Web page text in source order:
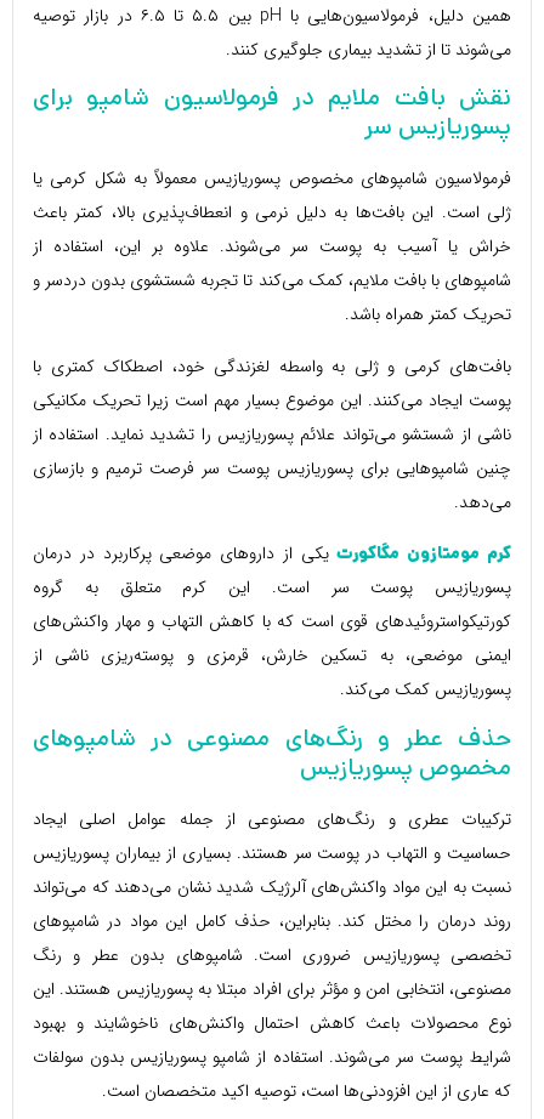
همین دلیل، فرمولاسیون‌هایی با pH بین ۵.۵ تا ۶.۵ در بازار توصیه
می‌شوند تا از تشدید بیماری جلوگیری کنند.
نقش بافت ملایم در فرمولاسیون شامپو برای
پسوریازیس سر
فرمولاسیون شامپوهای مخصوص پسوریازیس معمولاً به شکل کرمی یا
ژلی است. این بافت‌ها به دلیل نرمی و انعطاف‌پذیری بالا، کمتر باعث
خراش یا آسیب به پوست سر می‌شوند. علاوه بر این، استفاده از
شامپوهای با بافت ملایم، کمک می‌کند تا تجربه شستشوی بدون دردسر و
تحریک کمتر همراه باشد.
بافت‌های کرمی و ژلی به واسطه لغزندگی خود، اصطکاک کمتری با
پوست ایجاد می‌کنند. این موضوع بسیار مهم است زیرا تحریک مکانیکی
ناشی از شستشو می‌تواند علائم پسوریازیس را تشدید نماید. استفاده از
چنین شامپوهایی برای پسوریازیس پوست سر فرصت ترمیم و بازسازی
می‌دهد.
کرم مومتازون مگاکورتیکی از داروهای موضعی پرکاربرد در درمان
پسوریازیس پوست سر است. این کرم متعلق به گروه
کورتیکواستروئیدهای قوی است که با کاهش التهاب و مهار واکنش‌های
ایمنی موضعی، به تسکین خارش، قرمزی و پوسته‌ریزی ناشی از
پسوریازیس کمک می‌کند.
حذف عطر و رنگ‌های مصنوعی در شامپوهای
مخصوص پسوریازیس
ترکیبات عطری و رنگ‌های مصنوعی از جمله عوامل اصلی ایجاد
حساسیت و التهاب در پوست سر هستند. بسیاری از بیماران پسوریازیس
نسبت به این مواد واکنش‌های آلرژیک شدید نشان می‌دهند که می‌تواند
روند درمان را مختل کند. بنابراین، حذف کامل این مواد در شامپوهای
تخصصی پسوریازیس ضروری است. شامپوهای بدون عطر و رنگ
مصنوعی، انتخابی امن و مؤثر برای افراد مبتلا به پسوریازیس هستند. این
نوع محصولات باعث کاهش احتمال واکنش‌های ناخوشایند و بهبود
شرایط پوست سر می‌شوند. استفاده از شامپو پسوریازیس بدون سولفات
که عاری از این افزودنی‌ها است، توصیه اکید متخصصان است.